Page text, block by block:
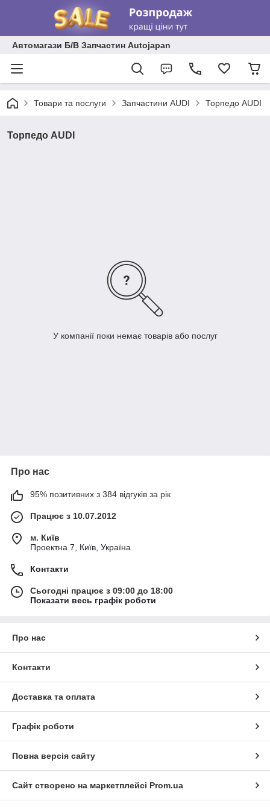
Автомагази Б/В Запчастин Autojapan
Товари та послуги Запчастини AUDI Торпедо AUDI
Торпедо AUDI
У компанії поки немає товарів або послуг
Про нас
95% позитивних з 384 відгуків за рік
Працює з 10.07.2012
м. Київ
Проектна 7, Київ, Україна
Контакти
Сьогодні працює з 09:00 до 18:00
Показати весь графік роботи
Про нас
Контакти
Доставка та оплата
Графік роботи
Повна версія сайту
Сайт створено на маркетплейсі Prom.ua